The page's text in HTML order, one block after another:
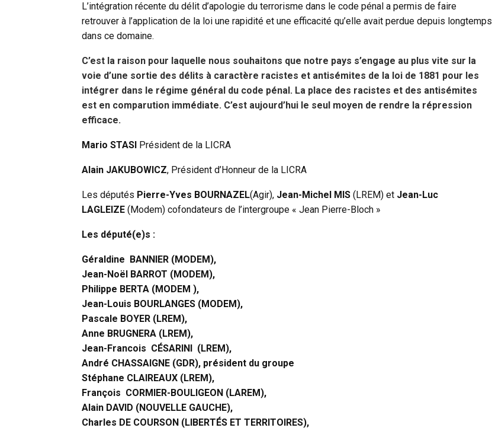
L’intégration récente du délit d’apologie du terrorisme dans le code pénal a permis de faire
retrouver à l’application de la loi une rapidité et une efficacité qu’elle avait perdue depuis longtemps
dans ce domaine.
C’est la raison pour laquelle nous souhaitons que notre pays s’engage au plus vite sur la
voie d’une sortie des délits à caractère racistes et antisémites de la loi de 1881 pour les
intégrer dans le régime général du code pénal. La place des racistes et des antisémites
est en comparution immédiate. C’est aujourd’hui le seul moyen de rendre la répression
efficace.
Mario STASI Président de la LICRA
Alain JAKUBOWICZ, Président d’Honneur de la LICRA
Les députés Pierre-Yves BOURNAZEL(Agir), Jean-Michel MIS (LREM) et Jean-Luc
LAGLEIZE (Modem) cofondateurs de l’intergroupe « Jean Pierre-Bloch »
Les député(e)s :
Géraldine BANNIER (MODEM),
Jean-Noël BARROT (MODEM),
Philippe BERTA (MODEM ),
Jean-Louis BOURLANGES (MODEM),
Pascale BOYER (LREM),
Anne BRUGNERA (LREM),
Jean-Francois CÉSARINI (LREM),
André CHASSAIGNE (GDR), président du groupe
Stéphane CLAIREAUX (LREM),
François CORMIER-BOULIGEON (LAREM),
Alain DAVID (NOUVELLE GAUCHE),
Charles DE COURSON (LIBERTÉS ET TERRITOIRES),